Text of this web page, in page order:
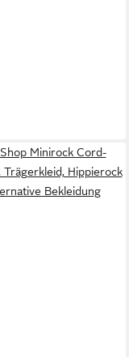
Minirock Cord-
Trägerkleid, Hippierock
Bekleidung